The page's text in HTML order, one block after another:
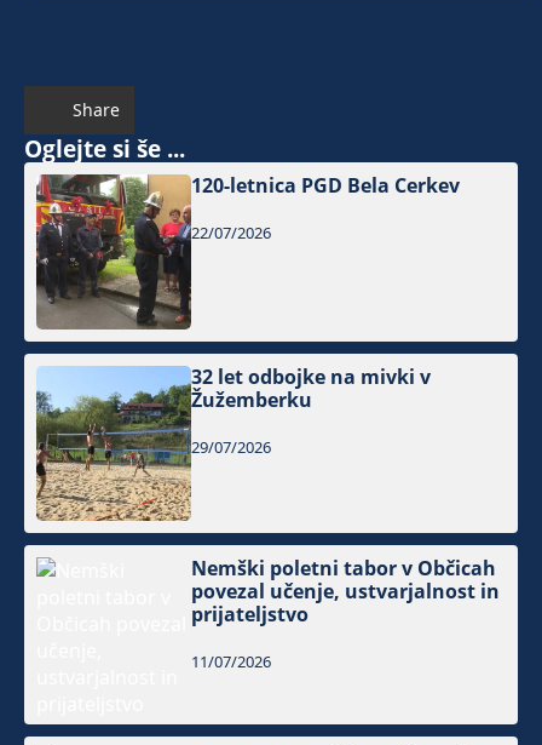
Share
Oglejte si še ...
120-letnica PGD Bela Cerkev
22/07/2026
32 let odbojke na mivki v
Žužemberku
29/07/2026
Nemški poletni tabor v Občicah
povezal učenje, ustvarjalnost in
prijateljstvo
11/07/2026